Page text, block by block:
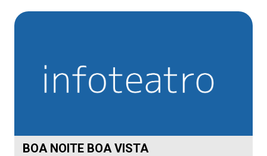
BOA NOITE BOA VISTA